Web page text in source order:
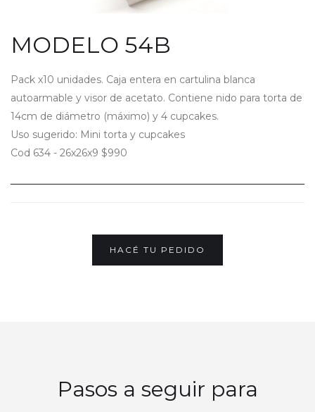
MODELO 54B
Pack x10 unidades. Caja entera en cartulina blanca
autoarmable y visor de acetato. Contiene nido para torta de
14cm de diámetro (máximo) y 4 cupcakes.
Uso sugerido: Mini torta y cupcakes
HACÉ TU PEDIDO
Pasos a seguir para